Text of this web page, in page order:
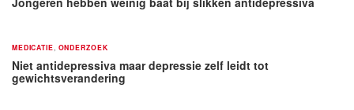
MEDICATIE ONDERZOEK
Niet antidepressiva maar depressie zelf leidt tot
gewichtsverandering